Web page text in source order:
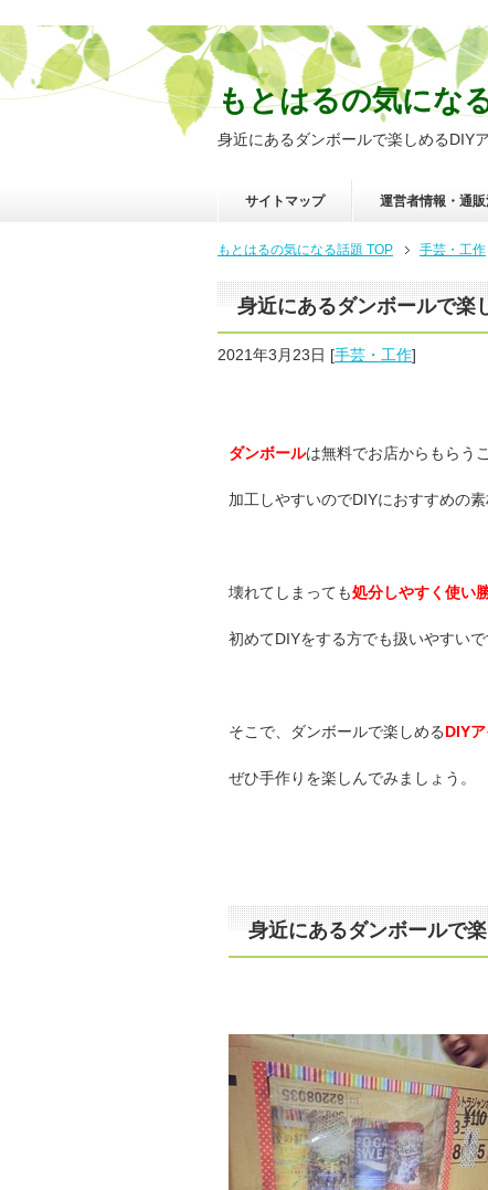
もとはるの気にな
身近にあるダンボールで楽しめるDIY
サイトマップ 運営者情報・通
もとはるの気になる話題 TOP 手芸・工作
身近にあるダンボールで楽
2021年3月23日 [手芸・工作]
ダンボールは無料でお店からもらう
加工しやすいのでDIYにおすすめの素
壊れてしまっても処分しやすく使い
初めてDIYをする方でも扱いやすいで
そこで、ダンボールで楽しめるDIY
ぜひ手作りを楽しんでみましょう。
身近にあるダンボールで